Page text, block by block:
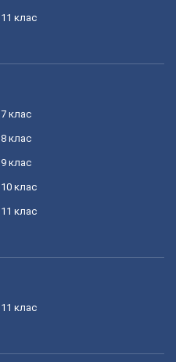
11 клас
7 клас
8 клас
9 клас
10 клас
11 клас
11 клас